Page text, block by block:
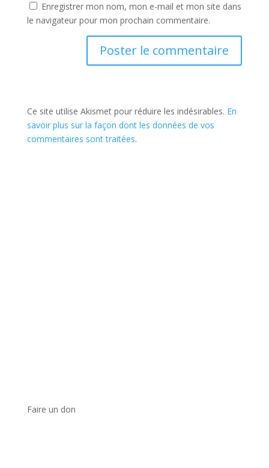
Enregistrer mon nom, mon e-mail et mon site dans
le navigateur pour mon prochain commentaire.
Ce site utilise Akismet pour réduire les indésirables. En
savoir plus sur la façon dont les données de vos
commentaires sont traitées.
Faire un don